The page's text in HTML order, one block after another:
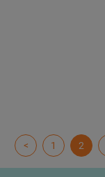
< 1 2